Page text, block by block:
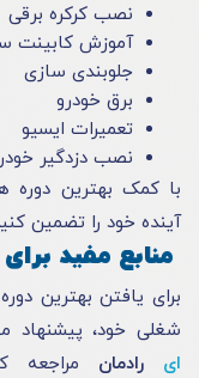
نصب کرکره برقی
آموزش کابینت‌
جلوبندی‌ سازی
برق خودرو
تعمیرات ایسیو
نصب دزدگیر
با کمک بهترین دوره
آینده خود را تضمین
منابع مفید
برای یافتن بهترین
شغلی خود،
ای
رادمان مراجعه